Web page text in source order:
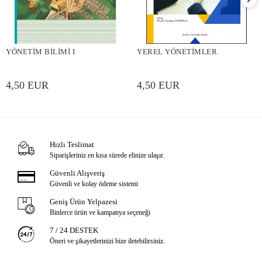
YÖNETİM BİLİMİ I
4,50 EUR
YEREL YÖNETİMLER
4,50 EUR
Hızlı Teslimat
Siparişleriniz en kısa sürede elinize ulaşır.
Güvenli Alışveriş
Güvenli ve kolay ödeme sistemi
Geniş Ürün Yelpazesi
Binlerce ürün ve kampanya seçeneği
7 / 24 DESTEK
Öneri ve şikayetlerinizi bize iletebilirsiniz.